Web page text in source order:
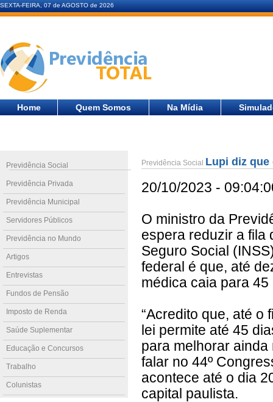
SEXTA-FEIRA, 07 de AGOSTO de 2026
Home Quem Somos Na Mídia
Previdência Social
Previdência Privada
Previdência Municipal
Servidores Públicos
Previdência no Mundo
Artigos
Entrevistas
Fundos de Pensão
Imposto de Renda
Saúde Suplementar
Educação e Concursos
Trabalho
Colunistas
Previdência Social Lupi diz que
20/10/2023 -
O ministro da
espera reduzir a fila
Seguro Social
federal é que, até
médica caia para
“Acredito que, até o
lei permite até 45
para melhorar
falar no 44º
acontece até o dia
capital paulista.